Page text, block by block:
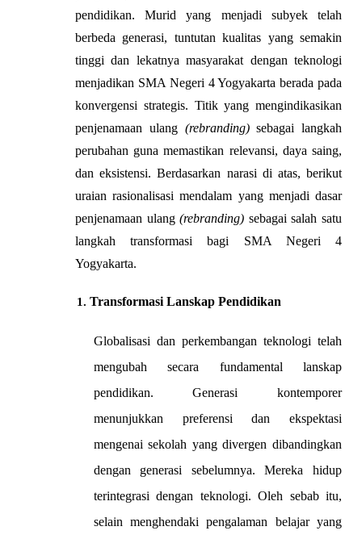
pendidikan. Murid yang menjadi subyek telah
berbeda generasi, tuntutan kualitas yang semakin
tinggi dan lekatnya masyarakat dengan teknologi
menjadikan SMA Negeri 4 Yogyakarta berada pada
konvergensi strategis. Titik yang mengindikasikan
penjenamaan ulang (rebranding) sebagai langkah
perubahan guna memastikan relevansi, daya saing,
dan eksistensi. Berdasarkan narasi di atas, berikut
uraian rasionalisasi mendalam yang menjadi dasar
penjenamaan ulang (rebranding) sebagai salah satu
langkah transformasi bagi SMA Negeri 4
Yogyakarta.
Transformasi Lanskap Pendidikan
Globalisasi dan perkembangan teknologi telah
mengubah secara fundamental lanskap
pendidikan. Generasi kontemporer
menunjukkan preferensi dan ekspektasi
mengenai sekolah yang divergen dibandingkan
dengan generasi sebelumnya. Mereka hidup
terintegrasi dengan teknologi. Oleh sebab itu,
selain menghendaki pengalaman belajar yang